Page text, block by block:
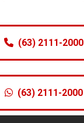
(63) 2111-2000
(63) 2111-2000